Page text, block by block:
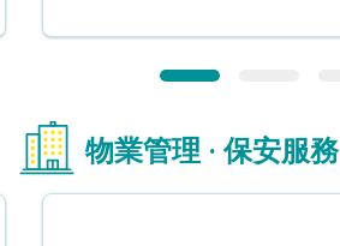
物業管理 · 保安服務